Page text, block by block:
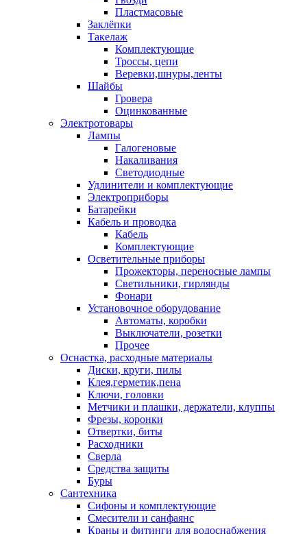
Пластмасовые
Заклёпки
Такелаж
Комплектующие
Троссы, цепи
Веревки,шнуры,ленты
Шайбы
Гровера
Оцинкованные
Электротовары
Лампы
Галогеновые
Накаливания
Светодиодные
Удлинители и комплектующие
Электроприборы
Батарейки
Кабель и проводка
Кабель
Комплектующие
Осветительные приборы
Прожекторы, переносные лампы
Светильники, гирлянды
Фонари
Установочное оборудование
Автоматы, коробки
Выключатели, розетки
Прочее
Оснастка, расходные материалы
Диски, круги, пилы
Клея,герметик,пена
Ключи, головки
Метчики и плашки, держатели, клуппы
Фрезы, коронки
Отвертки, биты
Расходники
Сверла
Средства защиты
Буры
Сантехника
Сифоны и комплектующие
Смесители и санфаянс
Краны и фитинги для водоснабжения